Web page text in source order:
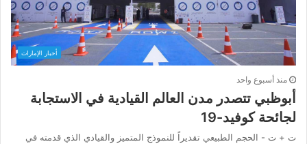
أخبار الإمارات
منذ أسبوع واحد
أبوظبي تتصدر مدن العالم القيادية في الاستجابة
لجائحة كوفيد-19
ت + ت - الحجم الطبيعي تقديراً للنموذج المتميز والقيادي الذي قدمته في